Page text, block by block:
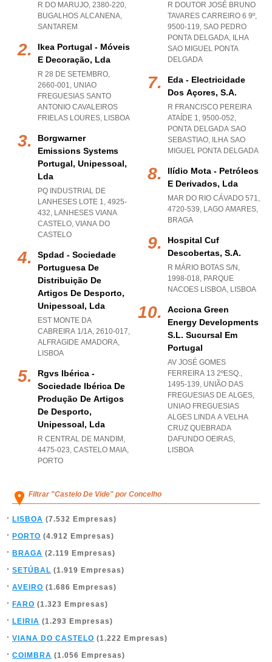
R DO MARUJO, 2380-220,
BUGALHOS ALCANENA,
SANTAREM
Ikea Portugal - Móveis
E Decoração, Lda
R 28 DE SETEMBRO,
2660-001, UNIAO
FREGUESIAS SANTO
ANTONIO CAVALEIROS
FRIELAS LOURES, LISBOA
Borgwarner
Emissions Systems
Portugal, Unipessoal,
Lda
PQ INDUSTRIAL DE
LANHESES LOTE 1, 4925-
432, LANHESES VIANA
CASTELO, VIANA DO
CASTELO
Spdad - Sociedade
Portuguesa De
Distribuição De
Artigos De Desporto,
Unipessoal, Lda
EST MONTE DA
CABREIRA 1/1A, 2610-017,
ALFRAGIDE AMADORA,
LISBOA
Rgvs Ibérica -
Sociedade Ibérica De
Produção De Artigos
De Desporto,
Unipessoal, Lda
R CENTRAL DE MANDIM,
4475-023, CASTELO MAIA,
PORTO
R DOUTOR JOSÉ BRUNO
TAVARES CARREIRO 6 9º,
9500-119, SAO PEDRO
PONTA DELGADA, ILHA
SAO MIGUEL PONTA
DELGADA
Eda - Electricidade
Dos Açores, S.a.
R FRANCISCO PEREIRA
ATAÍDE 1, 9500-052,
PONTA DELGADA SAO
SEBASTIAO, ILHA SAO
MIGUEL PONTA DELGADA
Ilídio Mota - Petróleos
E Derivados, Lda
MAR DO RIO CÁVADO 571,
4720-539, LAGO AMARES,
BRAGA
Hospital Cuf
Descobertas, S.a.
R MÁRIO BOTAS S/N,
1998-018, PARQUE
NACOES LISBOA, LISBOA
Acciona Green
Energy Developments
S.l. Sucursal Em
Portugal
AV JOSÉ GOMES
FERREIRA 13 2ºESQ.,
1495-139, UNIÃO DAS
FREGUESIAS DE ALGES,
UNIAO FREGUESIAS
ALGES LINDA A VELHA
CRUZ QUEBRADA
DAFUNDO OEIRAS,
LISBOA
Filtrar "Castelo De Vide" por Concelho
LISBOA (7.532 Empresas)
PORTO (4.912 Empresas)
BRAGA (2.119 Empresas)
SETÚBAL (1.919 Empresas)
AVEIRO (1.686 Empresas)
FARO (1.323 Empresas)
LEIRIA (1.293 Empresas)
VIANA DO CASTELO (1.222 Empresas)
COIMBRA (1.056 Empresas)